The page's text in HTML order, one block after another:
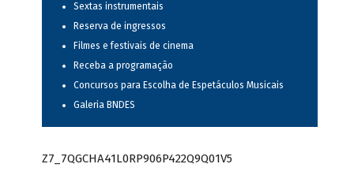
Sextas instrumentais
Reserva de ingressos
Filmes e festivais de cinema
Receba a programação
Concursos para Escolha de Espetáculos Musicais
Galeria BNDES
Z7_7QGCHA41L0RP906P422Q9Q01V5